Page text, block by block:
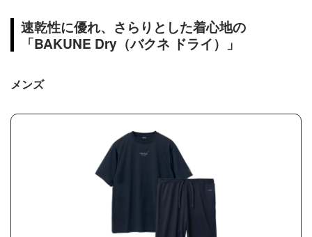
速乾性に優れ、さらりとした着心地の
「BAKUNE Dry（バクネ ドライ）」
メンズ